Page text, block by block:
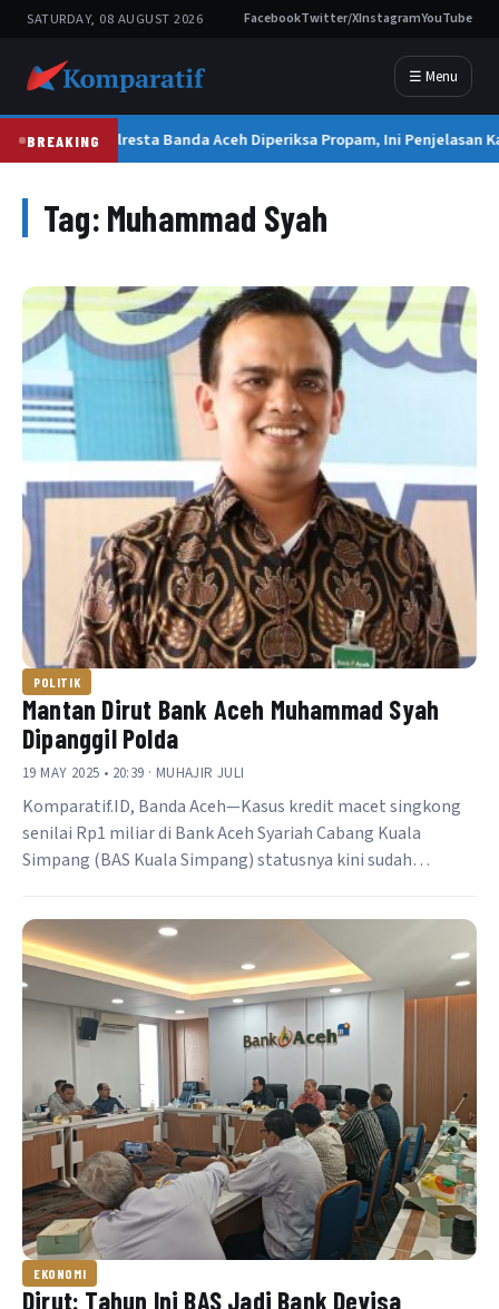
SATURDAY, 08 AUGUST 2026 FacebookTwitter/XInstagramYouTube
☰ Menu
BREAKINGKapolresta Banda Aceh Diperiksa Propam, Ini Penjelasan
Tag: Muhammad Syah
POLITIK
Mantan Dirut Bank Aceh Muhammad Syah
Dipanggil Polda
19 MAY 2025 • 20:39 · MUHAJIR JULI
Komparatif.ID, Banda Aceh—Kasus kredit macet singkong
senilai Rp1 miliar di Bank Aceh Syariah Cabang Kuala
Simpang (BAS Kuala Simpang) statusnya kini sudah…
EKONOMI
Dirut: Tahun Ini BAS Jadi Bank Devisa